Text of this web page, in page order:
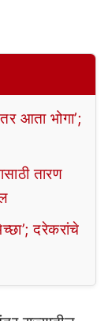
आता भोगा’;
तारण
दरेकरांचे